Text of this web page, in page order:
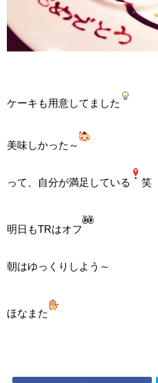
ケーキも用意してました
美味しかった～
って、自分が満足している 笑
明日もTRはオフ
朝はゆっくりしよう～
ほなまた